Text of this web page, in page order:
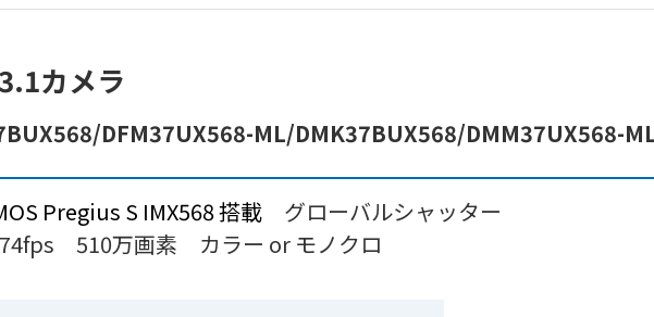
カメラ
DFM37UX568-ML/DMK37BUX568/DMM37UX568-
Pregius S IMX568 搭載 グローバルシャッター
510万画素 カラー or モノクロ